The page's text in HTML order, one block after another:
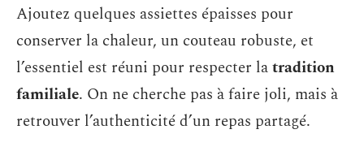
Ajoutez quelques assiettes épaisses pour
conserver la chaleur, un couteau robuste, et
l’essentiel est réuni pour respecter latradition
familiale. On ne cherche pas à faire joli, mais à
retrouver l’authenticité d’un repas partagé.